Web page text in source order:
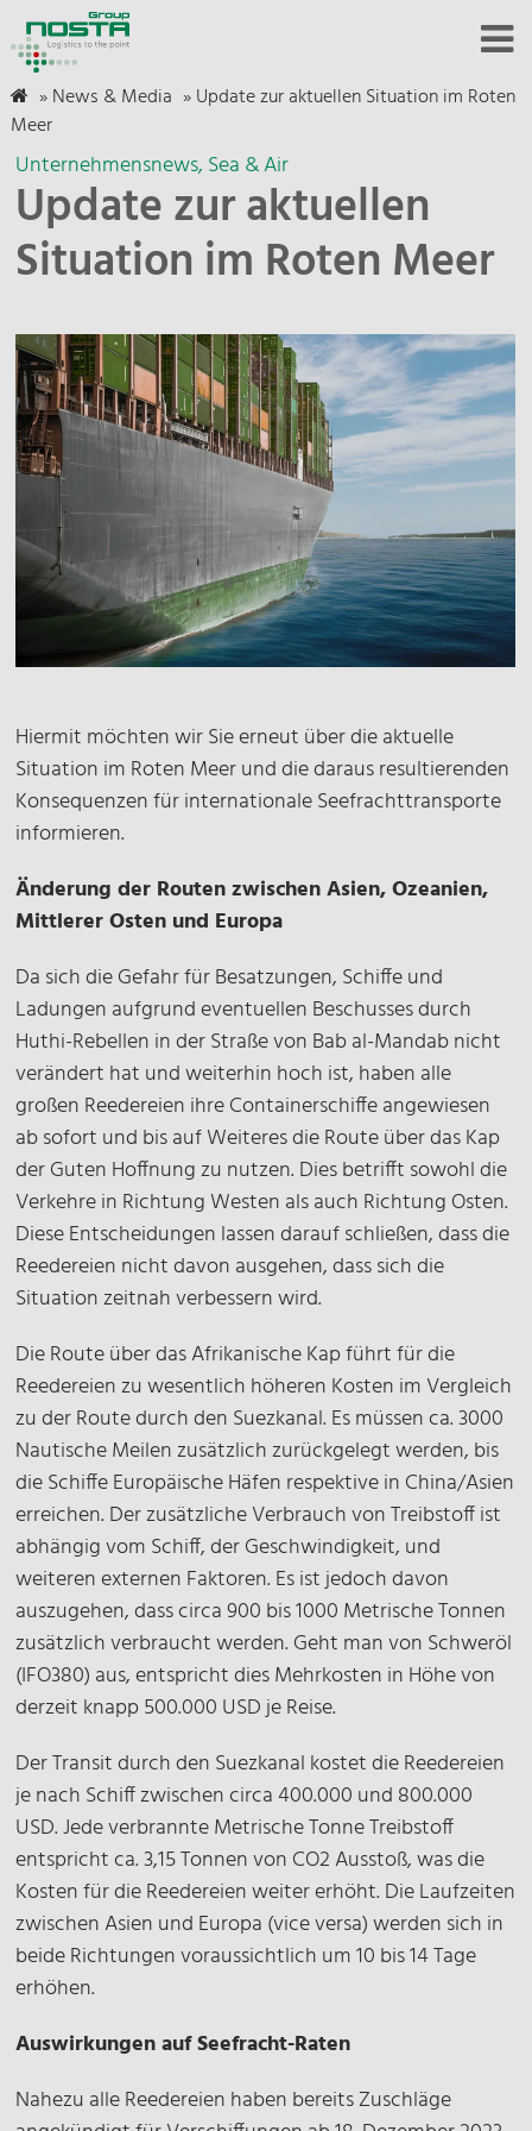
»News & Media »Update zur aktuellen Situation im Roten
Meer
Unternehmensnews Sea & Air
Update zur aktuellen
Situation im Roten Meer
Hiermit möchten wir Sie erneut über die aktuelle
Situation im Roten Meer und die daraus resultierenden
Konsequenzen für internationale Seefrachttransporte
informieren.
Änderung der Routen zwischen Asien, Ozeanien,
Mittlerer Osten und Europa
Da sich die Gefahr für Besatzungen, Schiffe und
Ladungen aufgrund eventuellen Beschusses durch
Huthi-Rebellen in der Straße von Bab al-Mandab nicht
verändert hat und weiterhin hoch ist, haben alle
großen Reedereien ihre Containerschiffe angewiesen
ab sofort und bis auf Weiteres die Route über das Kap
der Guten Hoffnung zu nutzen. Dies betrifft sowohl die
Verkehre in Richtung Westen als auch Richtung Osten.
Diese Entscheidungen lassen darauf schließen, dass die
Reedereien nicht davon ausgehen, dass sich die
Situation zeitnah verbessern wird.
Die Route über das Afrikanische Kap führt für die
Reedereien zu wesentlich höheren Kosten im Vergleich
zu der Route durch den Suezkanal. Es müssen ca. 3000
Nautische Meilen zusätzlich zurückgelegt werden, bis
die Schiffe Europäische Häfen respektive in China/Asien
erreichen. Der zusätzliche Verbrauch von Treibstoff ist
abhängig vom Schiff, der Geschwindigkeit, und
weiteren externen Faktoren. Es ist jedoch davon
auszugehen, dass circa 900 bis 1000 Metrische Tonnen
zusätzlich verbraucht werden. Geht man von Schweröl
(IFO380) aus, entspricht dies Mehrkosten in Höhe von
derzeit knapp 500.000 USD je Reise.
Der Transit durch den Suezkanal kostet die Reedereien
je nach Schiff zwischen circa 400.000 und 800.000
USD. Jede verbrannte Metrische Tonne Treibstoff
entspricht ca. 3,15 Tonnen von CO2 Ausstoß, was die
Kosten für die Reedereien weiter erhöht. Die Laufzeiten
zwischen Asien und Europa (vice versa) werden sich in
beide Richtungen voraussichtlich um 10 bis 14 Tage
erhöhen.
Auswirkungen auf Seefracht-Raten
Nahezu alle Reedereien haben bereits Zuschläge